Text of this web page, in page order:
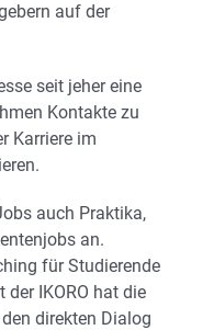
auf der
seit jeher eine
Kontakte zu
Karriere im
auch Praktika,
an.
für Studierende
IKORO hat die
direkten Dialog